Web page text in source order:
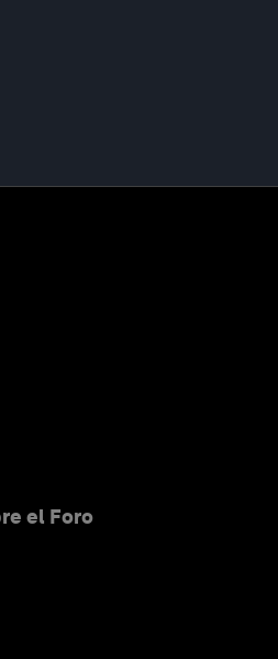
el Foro